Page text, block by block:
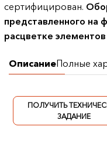
сертифицирован.
представленного на
расцветке элементов
ОписаниеПолные
ПОЛУЧИТЬ
ЗАДАНИЕ